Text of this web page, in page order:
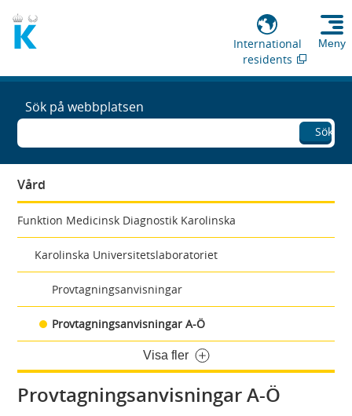
International
residents
Meny
Sök på webbplatsen
Sök
Vård
Funktion Medicinsk Diagnostik Karolinska
Karolinska Universitetslaboratoriet
Provtagningsanvisningar
Provtagningsanvisningar A-Ö
Visa fler
Provtagningsanvisningar A-Ö